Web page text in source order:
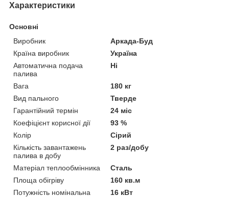
Характеристики
Основні
Виробник
Аркада-Буд
Країна виробник
Україна
Автоматична подача
палива
Ні
Вага
180 кг
Вид пального
Тверде
Гарантійний термін
24 міс
Коефіцієнт корисної дії
93 %
Колір
Сірий
Кількість завантажень
палива в добу
2 раз/добу
Матеріал теплообмінника
Сталь
Площа обігріву
160 кв.м
Потужність номінальна
16 кВт